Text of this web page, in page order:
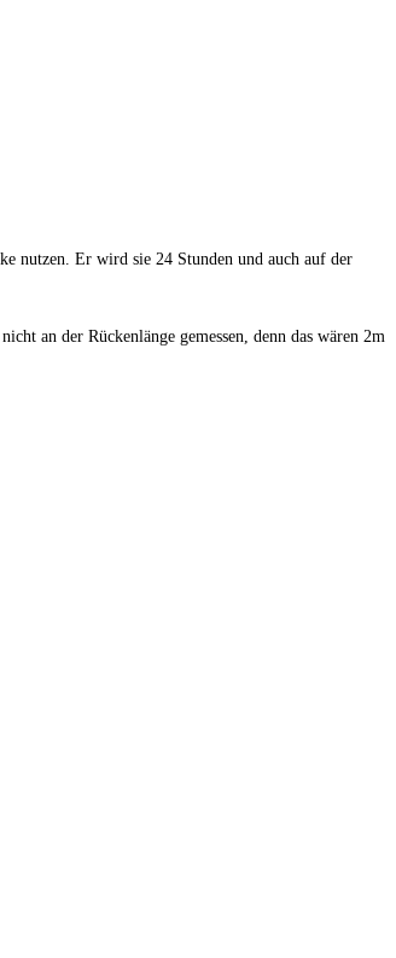
nutzen. Er wird sie 24 Stunden und auch auf der
an der Rückenlänge gemessen, denn das wären 2m